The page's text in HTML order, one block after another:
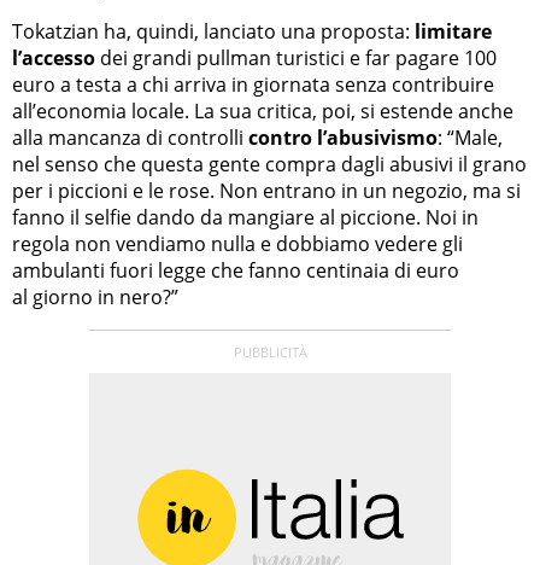
Tokatzian ha, quindi, lanciato una proposta: limitare
l’accesso dei grandi pullman turistici e far pagare 100
euro a testa a chi arriva in giornata senza contribuire
all’economia locale. La sua critica, poi, si estende anche
alla mancanza di controlli contro l’abusivismo: “Male,
nel senso che questa gente compra dagli abusivi il grano
per i piccioni e le rose. Non entrano in un negozio, ma si
fanno il selfie dando da mangiare al piccione. Noi in
regola non vendiamo nulla e dobbiamo vedere gli
ambulanti fuori legge che fanno centinaia di euro
al giorno in nero?”